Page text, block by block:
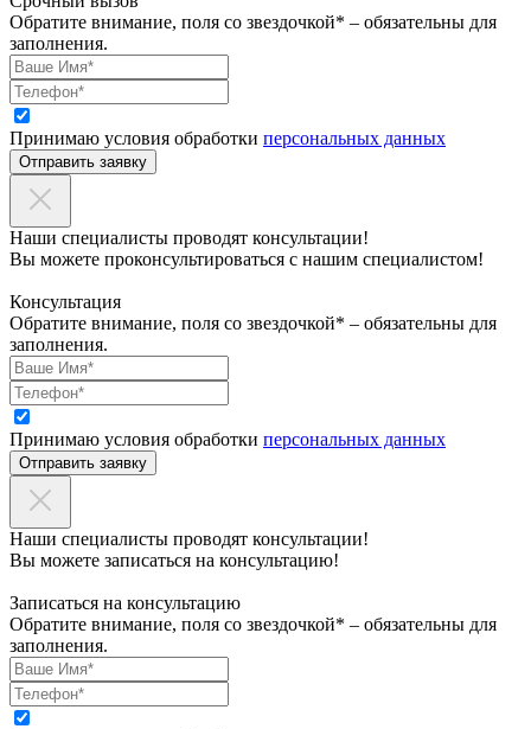
Обратите внимание, поля со звездочкой* – обязательны для
заполнения.
Принимаю условия обработки персональных данных
Отправить заявку
Наши специалисты проводят консультации!
Вы можете проконсультироваться с нашим специалистом!
Консультация
Обратите внимание, поля со звездочкой* – обязательны для
заполнения.
Принимаю условия обработки персональных данных
Отправить заявку
Наши специалисты проводят консультации!
Вы можете записаться на консультацию!
Записаться на консультацию
Обратите внимание, поля со звездочкой* – обязательны для
заполнения.